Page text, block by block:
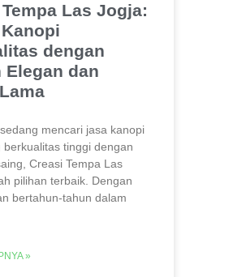
Las Jogja:
dengan
Elegan dan
mencari jasa kanopi
berkualitas tinggi dengan
Creasi Tempa Las
pilihan terbaik. Dengan
bertahun-tahun dalam
»